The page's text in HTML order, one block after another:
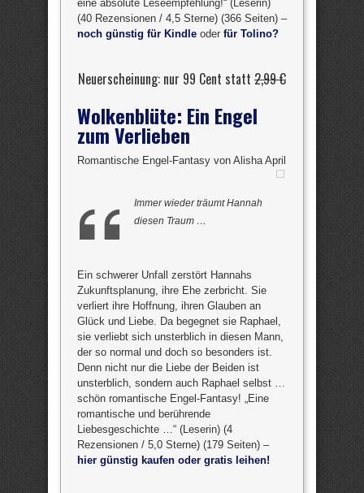
eine absolute Leseempfehlung!“ (Leserin)
(40 Rezensionen / 4,5 Sterne) (366 Seiten) –
noch günstig für Kindle oder für Tolino?
Neuerscheinung: nur 99 Cent statt 2,99 €
Wolkenblüte: Ein Engel
zum Verlieben
Romantische Engel-Fantasy von Alisha April
Immer wieder träumt Hannah
diesen Traum …
Ein schwerer Unfall zerstört Hannahs
Zukunftsplanung, ihre Ehe zerbricht. Sie
verliert ihre Hoffnung, ihren Glauben an
Glück und Liebe. Da begegnet sie Raphael,
sie verliebt sich unsterblich in diesen Mann,
der so normal und doch so besonders ist.
Denn nicht nur die Liebe der Beiden ist
unsterblich, sondern auch Raphael selbst …
schön romantische Engel-Fantasy! „Eine
romantische und berührende
Liebesgeschichte …“ (Leserin) (4
Rezensionen / 5,0 Sterne) (179 Seiten) –
hier günstig kaufen oder gratis leihen!